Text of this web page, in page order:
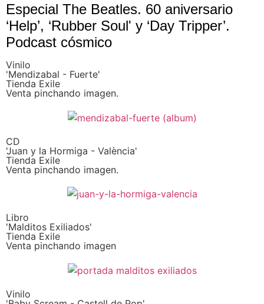
Especial The Beatles. 60 aniversario
‘Help’, ‘Rubber Soul' y ‘Day Tripper’.
Podcast cósmico
Vinilo
'Mendizabal - Fuerte'
Tienda Exile
Venta pinchando imagen.
CD
'Juan y la Hormiga - València'
Tienda Exile
Venta pinchando imagen.
Libro
'Malditos Exiliados'
Tienda Exile
Venta pinchando imagen
Vinilo